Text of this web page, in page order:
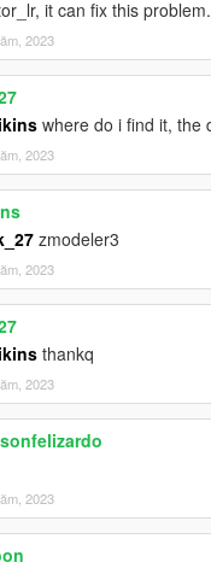
后车牌，替换原生的美式
辆颜色说明
color
stitch color
color
color
it can fix this problem.
2023
where do i find it, the
2023
zmodeler3
2023
thankq
2023
2023